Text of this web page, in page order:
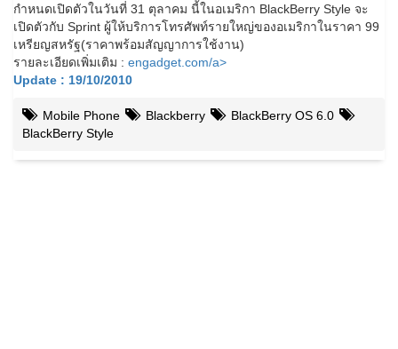
กำหนดเปิดตัวในวันที่ 31 ตุลาคม นี้ในอเมริกา BlackBerry Style จะ
เปิดตัวกับ Sprint ผู้ให้บริการโทรศัพท์รายใหญ่ของอเมริกาในราคา 99
เหรียญสหรัฐ(ราคาพร้อมสัญญาการใช้งาน)
รายละเอียดเพิ่มเติม : engadget.com/a>
Update : 19/10/2010
Mobile Phone Blackberry
BlackBerry OS 6.0
BlackBerry Style